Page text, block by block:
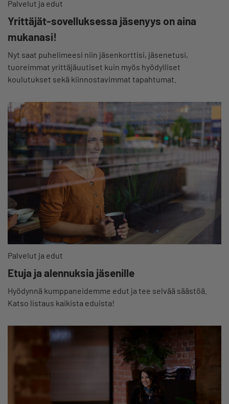
Palvelut ja edut
Yrittäjät-sovelluksessa jäsenyys on aina
mukanasi!
Nyt saat puhelimeesi niin jäsenkorttisi, jäsenetusi,
tuoreimmat yrittäjäuutiset kuin myös hyödylliset
koulutukset sekä kiinnostavimmat tapahtumat.
Palvelut ja edut
Etuja ja alennuksia jäsenille
Hyödynnä kumppaneidemme edut ja tee selvää säästöä.
Katso listaus kaikista eduista!